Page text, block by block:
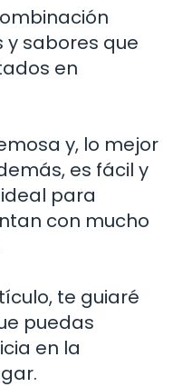
sabores que
en
y, lo mejor
es fácil y
para
con mucho
te guiaré
puedas
en la